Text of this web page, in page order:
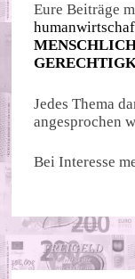
Eure Beiträge
Jedes Thema
angesprochen
Bei Interesse